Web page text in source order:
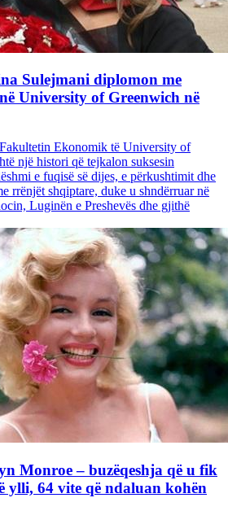
Sulejmani diplomon me
University of Greenwich në
Ekonomik të University of
një histori që tejkalon suksesin
e fuqisë së dijes, e përkushtimit dhe
rrënjët shqiptare, duke u shndërruar në
Luginën e Preshevës dhe gjithë
Monroe – buzëqeshja që u fik
ylli, 64 vite që ndaluan kohën